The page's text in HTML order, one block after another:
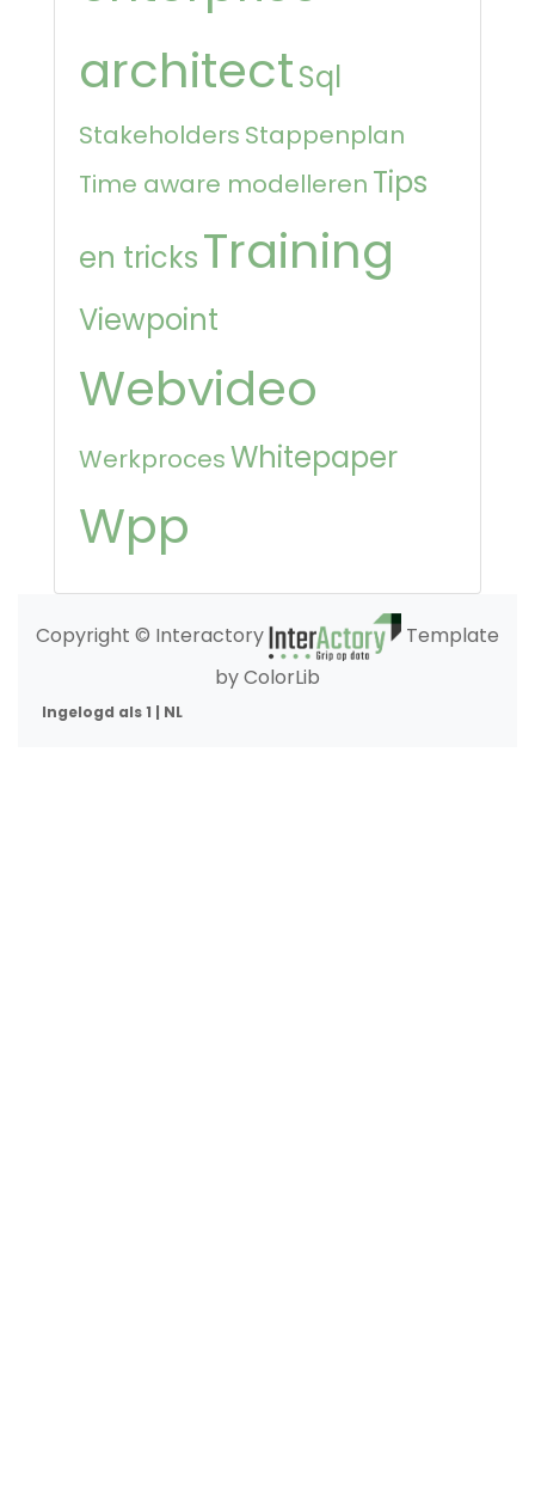
architectSql
Stakeholders Stappenplan
Time aware modelleren Tips
en tricksTraining
Viewpoint
Webvideo
WerkprocesWhitepaper
Wpp
Copyright © Interactory
Template
by ColorLib
Ingelogd als 1 | NL